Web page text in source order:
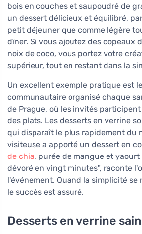
bois en couches et saupoudré de
un dessert délicieux et équilibré,
petit déjeuner que comme légère
dîner. Si vous ajoutez des copeaux
noix de coco, vous portez votre
supérieur, tout en restant dans la
Un excellent exemple pratique est
communautaire organisé chaque
de Prague, où les invités
des plats. Les desserts en verrine
qui disparaît le plus rapidement du
visiteuse a apporté un dessert en
de chia, purée de mangue et yaourt
dévoré en vingt minutes", raconte
l'événement. Quand la simplicité se
le succès est assuré.
Desserts en verrine